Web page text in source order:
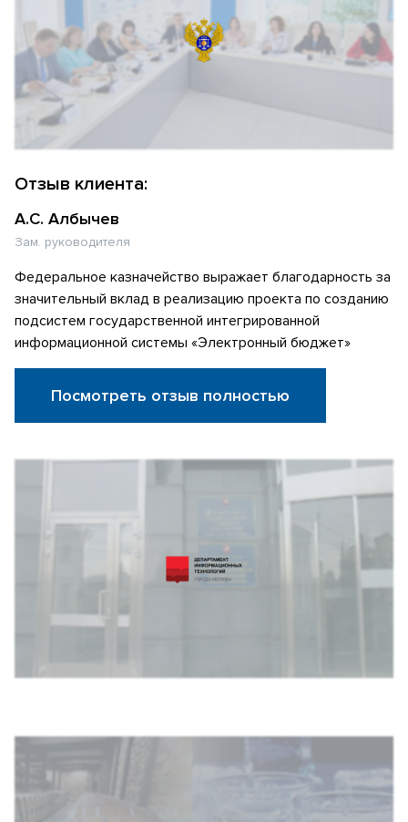
Отзыв клиента:
А.С. Албычев
Зам. руководителя
Федеральное казначейство выражает благодарность за
значительный вклад в реализацию проекта по созданию
подсистем государственной интегрированной
информационной системы «Электронный бюджет»
Посмотреть отзыв полностью